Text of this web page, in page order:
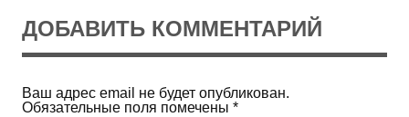
ДОБАВИТЬ КОММЕНТАРИЙ
Ваш адрес email не будет опубликован.
Обязательные поля помечены *